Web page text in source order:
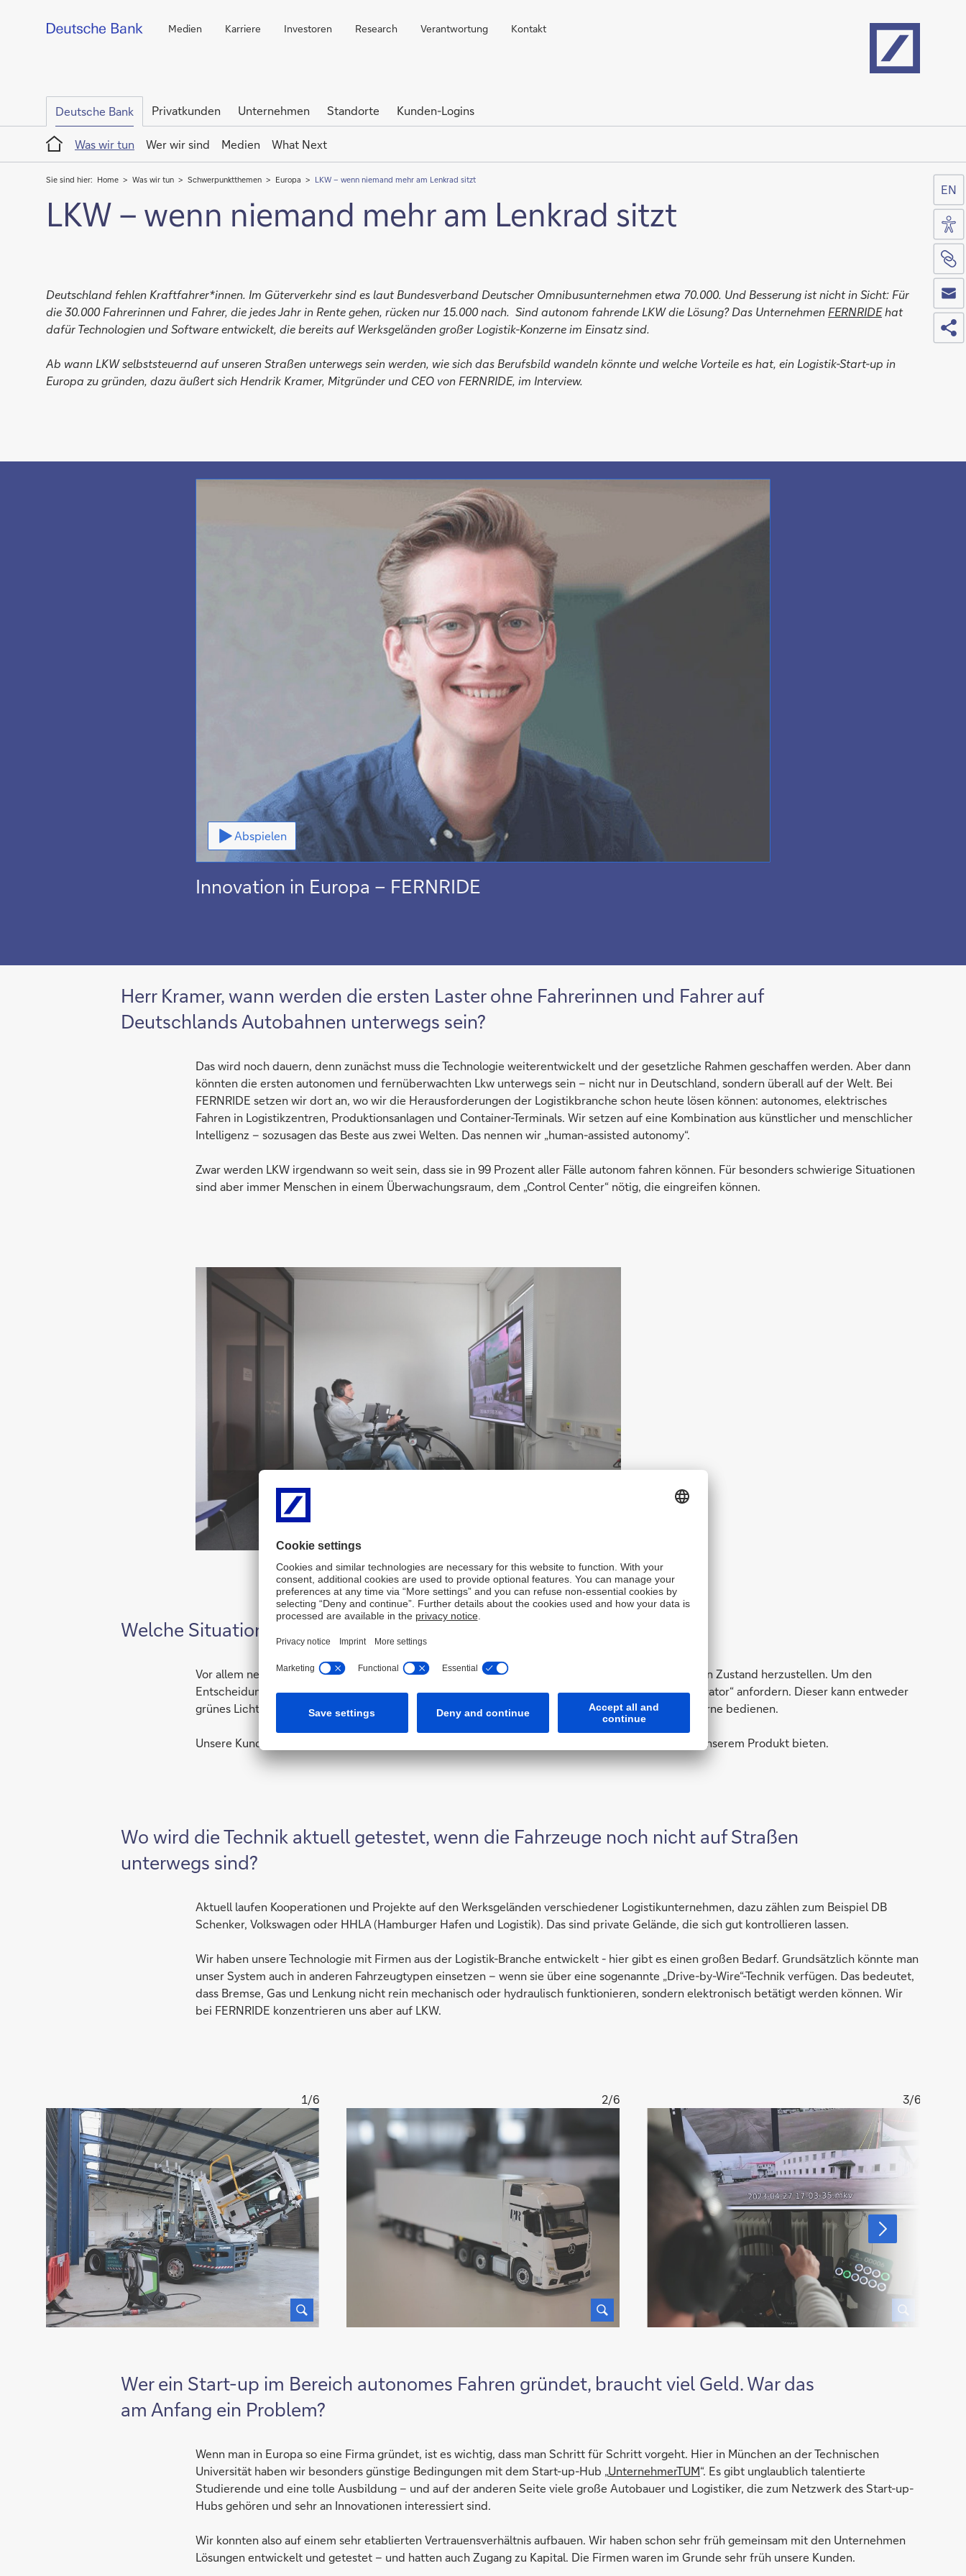
Medien Karriere Investoren Research Verantwortung Kontakt
Deutsche Bank Privatkunden Unternehmen Standorte
Kunden-Logins
Home
Was wir tun
Wer wir sind Medien What Next
Sie sind hier: Home Was wir tun Schwerpunktthemen Europa LKW – wenn niemand mehr am Lenkrad sitzt
LKW – wenn niemand mehr am Lenkrad sitzt
Deutschland fehlen Kraftfahrer*innen. Im Güterverkehr sind es laut Bundesverband Deutscher Omnibusunternehmen etwa 70.000. Und Besserung ist nicht in Sicht: Für
die 30.000 Fahrerinnen und Fahrer, die jedes Jahr in Rente gehen, rücken nur 15.000 nach. Sind autonom fahrende LKW die Lösung? Das Unternehmen FERNRIDEhat
dafür Technologien und Software entwickelt, die bereits auf Werksgeländen großer Logistik-Konzerne im Einsatz sind.
Ab wann LKW selbststeuernd auf unseren Straßen unterwegs sein werden, wie sich das Berufsbild wandeln könnte und welche Vorteile es hat, ein Logistik-Start-up in
Europa zu gründen, dazu äußert sich Hendrik Kramer, Mitgründer und CEO von FERNRIDE, im Interview.
Abspielen
Video
Innovation in Europa – FERNRIDE
Herr Kramer, wann werden die ersten Laster ohne Fahrerinnen und Fahrer auf
Deutschlands Autobahnen unterwegs sein?
Das wird noch dauern, denn zunächst muss die Technologie weiterentwickelt und der gesetzliche Rahmen geschaffen werden. Aber dann
könnten die ersten autonomen und fernüberwachten Lkw unterwegs sein – nicht nur in Deutschland, sondern überall auf der Welt. Bei
FERNRIDE setzen wir dort an, wo wir die Herausforderungen der Logistikbranche schon heute lösen können: autonomes, elektrisches
Fahren in Logistikzentren, Produktionsanlagen und Container-Terminals. Wir setzen auf eine Kombination aus künst­li­cher und mensch­li­cher
Intel­li­genz – so­zu­sa­gen das Bes­te aus zwei Welten. Das nennen wir „human-assis­ted au­to­no­my“.
Zwar werden LKW irgendwann so weit sein, dass sie in 99 Prozent aller Fälle autonom fahren können. Für besonders schwierige Situationen
sind aber immer Menschen in einem Überwachungsraum, dem „Control Center“ nötig, die eingreifen können.
Welche Situationen sind das konkret?
Vor allem neue oder unbekannte Situationen. In diesem Fall hält das Fahrzeug an, um einen sicheren Zustand herzustellen. Um den
Entscheidungsprozess zu beschleunigen, kann das Fahrzeug Hilfe vom sogenannten „Remote Operator“ anfordern. Dieser kann entweder
grünes Licht für die Weiterfahrt geben oder das Problem selbst lösen und das Fahrzeug aus der Ferne bedienen.
Unsere Kunden in der Logistik brauchen 100-prozentige Zuverlässigkeit - und die können wir mit unserem Produkt bieten.
Wo wird die Technik aktuell getestet, wenn die Fahrzeuge noch nicht auf Straßen
unterwegs sind?
Aktuell laufen Kooperationen und Projekte auf den Werksgeländen verschiedener Logistikunternehmen, dazu zählen zum Beispiel DB
Schenker, Volkswagen oder HHLA (Hamburger Hafen und Logistik). Das sind private Gelände, die sich gut kontrollieren lassen.
Wir haben unsere Technologie mit Firmen aus der Logistik-Branche entwickelt - hier gibt es einen großen Bedarf. Grundsätzlich könnte man
unser System auch in anderen Fahrzeugtypen einsetzen – wenn sie über eine sogenannte „Drive-by-Wire“-Technik verfügen. Das bedeutet,
dass Bremse, Gas und Lenkung nicht rein mechanisch oder hydraulisch funktionieren, sondern elektronisch betätigt werden können. Wir
bei FERNRIDE konzentrieren uns aber auf LKW.
Vergrößern
FERNRIDE-
Werkstatt
1/6
Vergrößern
LKW-
Modell
2/6
Vergrößern
Grosser
Bildschirm
3/6
nächstes
Element
anzeigen
1/2 next
Wer ein Start-up im Bereich autonomes Fahren gründet, braucht viel Geld. War das
am Anfang ein Problem?
Wenn man in Europa so eine Firma gründet, ist es wichtig, dass man Schritt für Schritt vorgeht. Hier in München an der Technischen
Universität haben wir besonders günstige Bedingungen mit dem Start-up-Hub „UnternehmerTUM“. Es gibt unglaublich talentierte
Studierende und eine tolle Ausbildung – und auf der anderen Seite viele große Autobauer und Logistiker, die zum Netzwerk des Start-up-
Hubs gehören und sehr an Innovationen interessiert sind.
Wir konnten also auf einem sehr etablierten Vertrauensverhältnis aufbauen. Wir haben schon sehr früh gemeinsam mit den Unternehmen
Lösungen entwickelt und getestet – und hatten auch Zugang zu Kapital. Die Firmen waren im Grunde sehr früh unsere Kunden.
EN